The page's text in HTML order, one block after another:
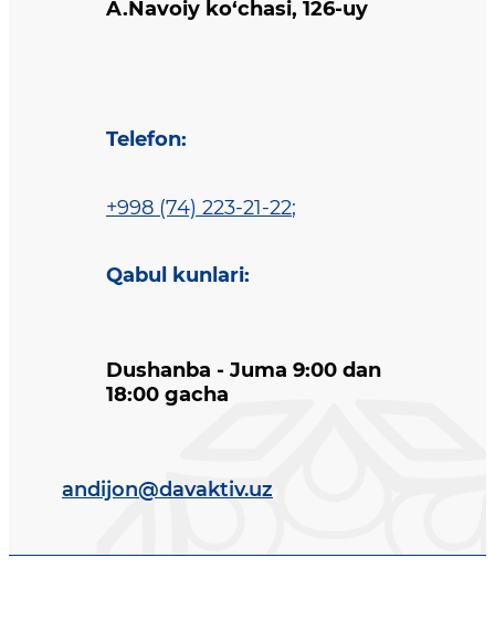
A.Navoiy ko‘chasi, 126-uy
Telefon:
+998 (74) 223-21-22;
Qabul kunlari:
Dushanba - Juma 9:00 dan
18:00 gacha
andijon@davaktiv.uz